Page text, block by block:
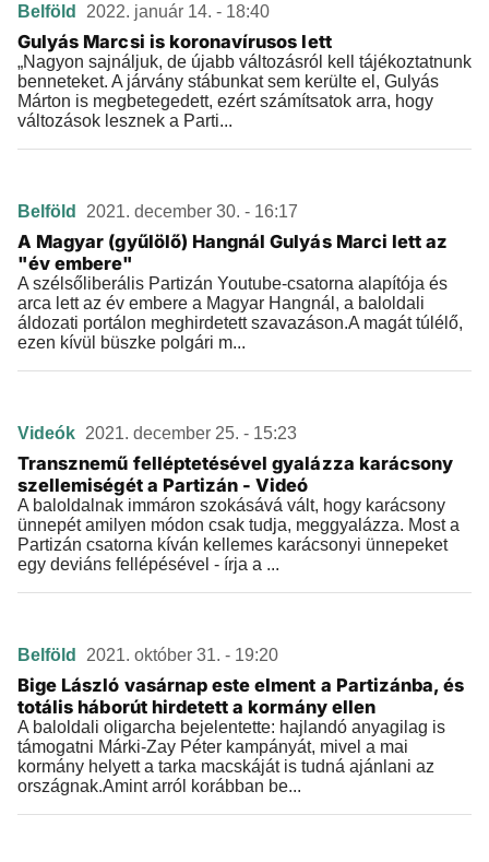
Belföld 2022. január 14. - 18:40
Gulyás Marcsi is koronavírusos lett
„Nagyon sajnáljuk, de újabb változásról kell tájékoztatnunk
benneteket. A járvány stábunkat sem kerülte el, Gulyás
Márton is megbetegedett, ezért számítsatok arra, hogy
változások lesznek a Parti...
Belföld 2021. december 30. - 16:17
A Magyar (gyűlölő) Hangnál Gulyás Marci lett az
"év embere"
A szélsőliberális Partizán Youtube-csatorna alapítója és
arca lett az év embere a Magyar Hangnál, a baloldali
áldozati portálon meghirdetett szavazáson.A magát túlélő,
ezen kívül büszke polgári m...
Videók 2021. december 25. - 15:23
Transznemű felléptetésével gyalázza karácsony
szellemiségét a Partizán - Videó
A baloldalnak immáron szokásává vált, hogy karácsony
ünnepét amilyen módon csak tudja, meggyalázza. Most a
Partizán csatorna kíván kellemes karácsonyi ünnepeket
egy deviáns fellépésével - írja a ...
Belföld 2021. október 31. - 19:20
Bige László vasárnap este elment a Partizánba, és
totális háborút hirdetett a kormány ellen
A baloldali oligarcha bejelentette: hajlandó anyagilag is
támogatni Márki-Zay Péter kampányát, mivel a mai
kormány helyett a tarka macskáját is tudná ajánlani az
országnak.Amint arról korábban be...